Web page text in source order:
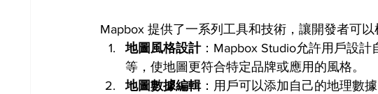
Mapbox 提供了一系列工具和技術，讓開發者可
地圖風格設計：Mapbox Studio允許用戶設
等，使地圖更符合特定品牌或應用的風格。
地圖數據編輯：用戶可以添加自己的地理數